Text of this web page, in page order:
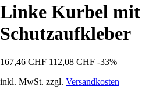
Linke Kurbel mit
Schutzaufkleber
167,46 CHF 112,08 CHF -33%
inkl. MwSt. zzgl. Versandkosten